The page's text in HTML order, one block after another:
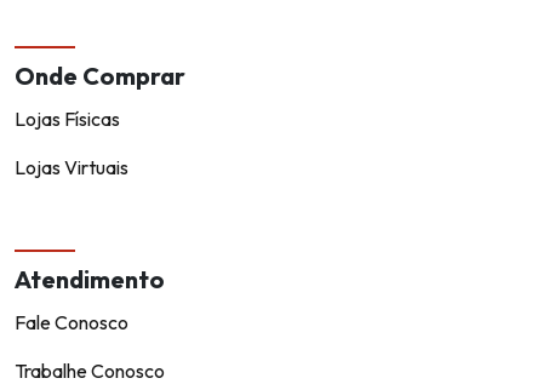
Onde Comprar
Lojas Físicas
Lojas Virtuais
Atendimento
Fale Conosco
Trabalhe Conosco